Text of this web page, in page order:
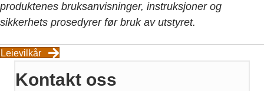
produktenes bruksanvisninger, instruksjoner og
sikkerhets prosedyrer før bruk av utstyret.
Leievilkår
Kontakt oss